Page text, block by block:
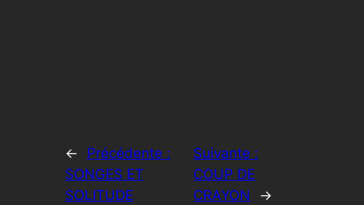
←
Précédente :
SONGES ET
SOLITUDE
Suivante :
COUP DE
CRAYON
→